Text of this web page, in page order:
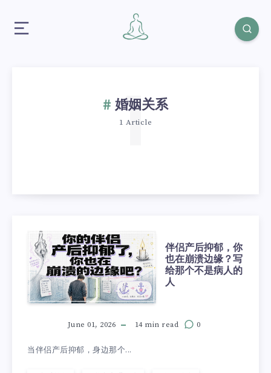
婚姻关系
1 Article
1
伴侣产后抑郁，你
也在崩溃边缘？写
给那个不是病人的
人
June 01, 2026 14 min read 0
当伴侣产后抑郁，身边那个...